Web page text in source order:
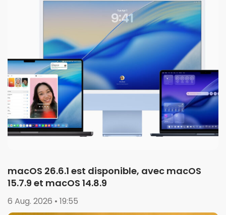
macOS 26.6.1 est disponible, avec macOS
15.7.9 et macOS 14.8.9
6 Aug. 2026 • 19:55